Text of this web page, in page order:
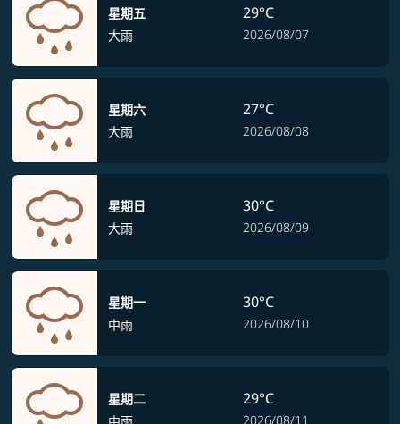
星期五
大雨
29°C
2026/08/07
星期六
大雨
27°C
2026/08/08
星期日
大雨
30°C
2026/08/09
星期一
中雨
30°C
2026/08/10
星期二
29°C
2026/08/11